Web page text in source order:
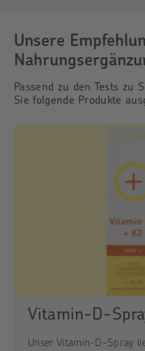
Unsere
Passend zu den Tests zu
Sie folgende Produkte
Vitamin-D-
Unser Vitamin-D-Spray